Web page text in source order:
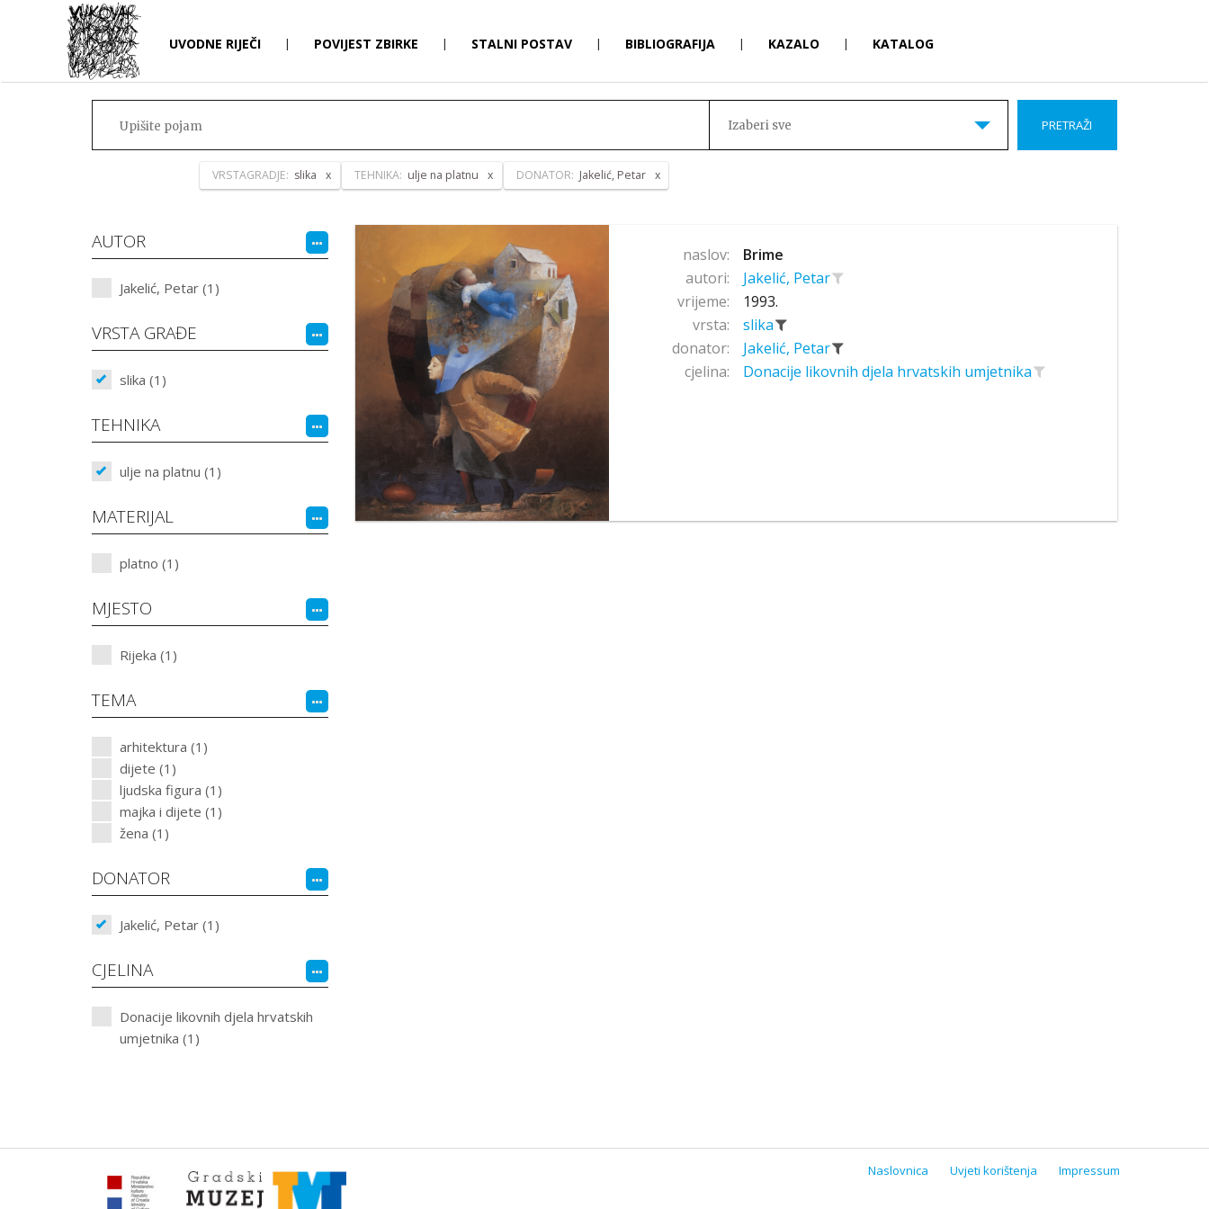
UVODNE RIJEČI | POVIJEST ZBIRKE | STALNI POSTAV | BIBLIOGRAFIJA | KAZALO | KATALOG
Izaberi sve PRETRAŽI
VRSTAGRADJE: slika TEHNIKA: ulje na platnu DONATOR: Jakelić, Petar
AUTOR
Jakelić, Petar (1)
VRSTA GRAĐE
slika (1)
TEHNIKA
ulje na platnu (1)
MATERIJAL
platno (1)
MJESTO
Rijeka (1)
TEMA
arhitektura (1)
dijete (1)
ljudska figura (1)
majka i dijete (1)
žena (1)
DONATOR
Jakelić, Petar (1)
CJELINA
Donacije likovnih djela hrvatskih
umjetnika (1)
naslov:
Brime
autori:
Jakelić, Petar
vrijeme:
1993.
vrsta:
slika
donator:
Jakelić, Petar
cjelina:
Donacije likovnih djela hrvatskih umjetnika
Naslovnica Uvjeti korištenja Impressum